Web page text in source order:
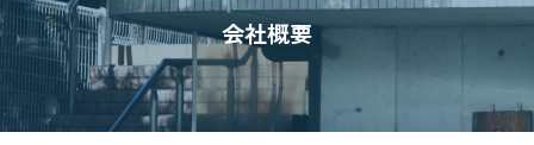
ホーム
施工実績
会社概要